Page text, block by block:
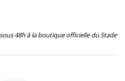
48h à la boutique officielle du Stade